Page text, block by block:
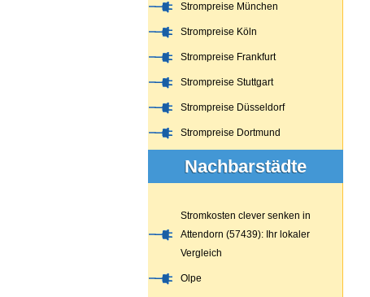
Strompreise München
Strompreise Köln
Strompreise Frankfurt
Strompreise Stuttgart
Strompreise Düsseldorf
Strompreise Dortmund
Nachbarstädte
Stromkosten clever senken in
Attendorn (57439): Ihr lokaler
Vergleich
Olpe